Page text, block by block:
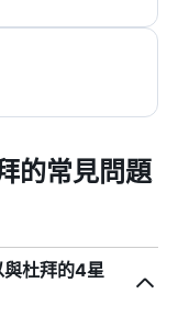
的常見問題
杜拜的4星